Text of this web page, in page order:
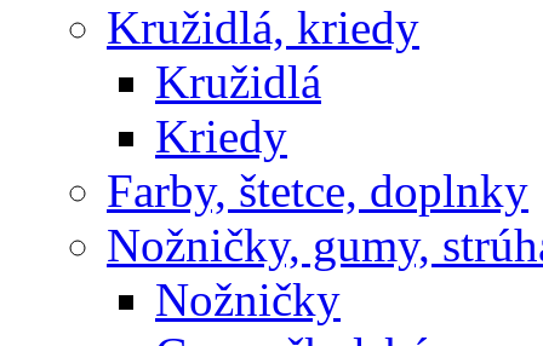
Kružidlá, kriedy
Kružidlá
Kriedy
Farby, štetce, doplnky
Nožničky, gumy,
Nožničky